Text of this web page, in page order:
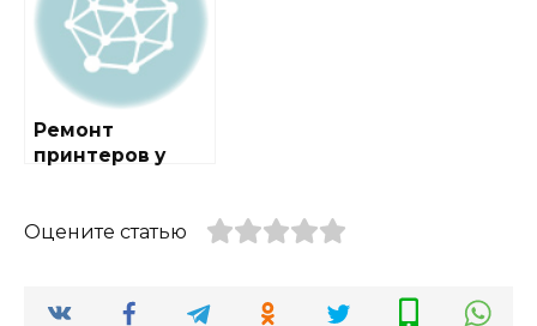
Ремонт
принтеров у
Оцените статью